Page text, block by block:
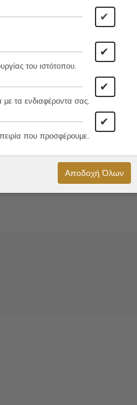
✔
✔
του ιστότοπου.
✔
με τα ενδιαφέροντα σας.
✔
που προσφέρουμε.
Αποδοχή Όλων